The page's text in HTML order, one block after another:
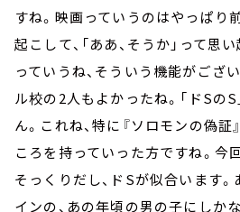
すね。映画っていうのはやっぱり
起こして、「ああ、そうか」って思
っていうね、そういう機能がござ
ル校の2人もよかったね。「ドSの
ん。これね、特に『ソロモンの偽
ころを持っていった方ですね。今
そっくりだし、ドSが似合います。
インの、あの年頃の男の子にしか